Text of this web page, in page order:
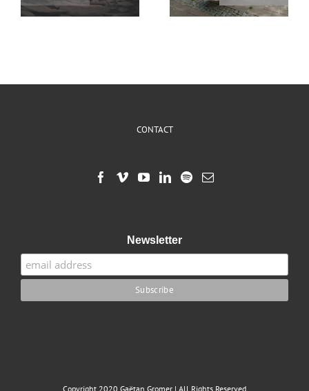
CONTACT
Newsletter
Copyright 2020 Gaëtan Gromer | All Rights Reserved